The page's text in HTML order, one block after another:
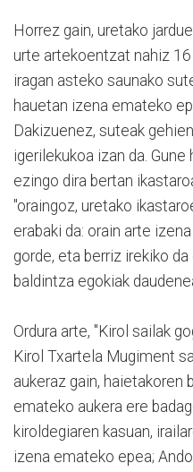
Horrez gain, uretako
urte artekoentzat nahiz
iragan asteko saunako
hauetan izena emateko
Dakizuenez, suteak
igerilekukoa izan da.
ezingo dira bertan
"oraingoz, uretako
erabaki da: orain arte
gorde, eta berriz irekiko
baldintza egokiak
Ordura arte, "Kirol sailak
Kirol Txartela Mugiment
aukeraz gain, haietakoren
emateko aukera ere
kiroldegiaren kasuan,
izena emateko epea;